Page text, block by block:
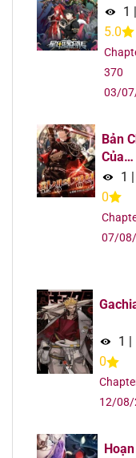
Chapter 1.2
Tướng
1 |
5.0
370
03/
Bản
Của
Sinh
1 |
0
07/
1
0
12/08/